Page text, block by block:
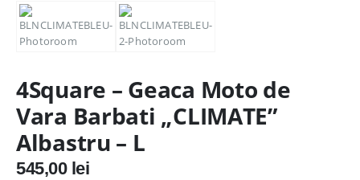
4Square – Geaca Moto de
Vara Barbati „CLIMATE”
Albastru – L
545,00 lei